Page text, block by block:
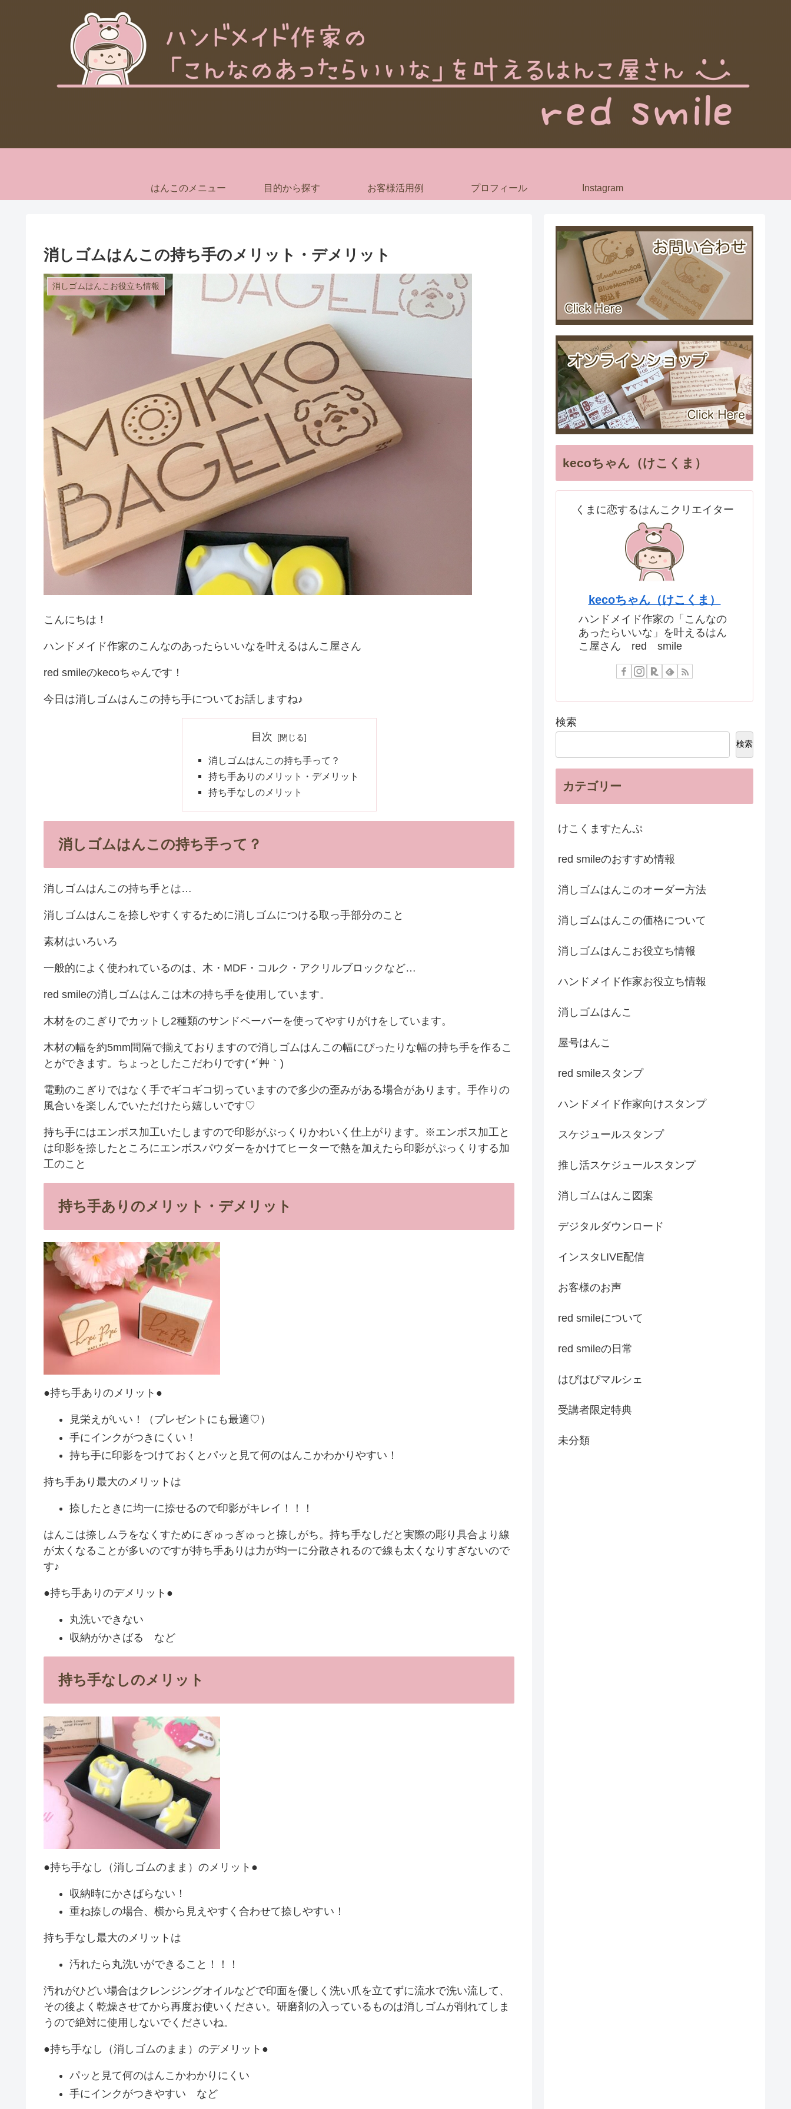
はんこのメニュー 目的から探す お客様活用例 プロフィール Instagram
消しゴムはんこの持ち手のメリット・デメリット
消しゴムはんこお役立ち情報
こんにちは！
ハンドメイド作家のこんなのあったらいいなを叶えるはんこ屋さん
red smileのkecoちゃんです！
今日は消しゴムはんこの持ち手についてお話しますね♪
目次
消しゴムはんこの持ち手って？
持ち手ありのメリット・デメリット
持ち手なしのメリット
消しゴムはんこの持ち手って？
消しゴムはんこの持ち手とは…
消しゴムはんこを捺しやすくするために消しゴムにつける取っ手部分のこと
素材はいろいろ
一般的によく使われているのは、木・MDF・コルク・アクリルブロックなど…
red smileの消しゴムはんこは木の持ち手を使用しています。
木材をのこぎりでカットし2種類のサンドペーパーを使ってやすりがけをしています。
木材の幅を約5mm間隔で揃えておりますので消しゴムはんこの幅にぴったりな幅の持ち手を作るこ
とができます。ちょっとしたこだわりです( *´艸｀)
電動のこぎりではなく手でギコギコ切っていますので多少の歪みがある場合があります。手作りの
風合いを楽しんでいただけたら嬉しいです♡
持ち手にはエンボス加工いたしますので印影がぷっくりかわいく仕上がります。※エンボス加工と
は印影を捺したところにエンボスパウダーをかけてヒーターで熱を加えたら印影がぷっくりする加
工のこと
持ち手ありのメリット・デメリット
●持ち手ありのメリット●
見栄えがいい！（プレゼントにも最適♡）
手にインクがつきにくい！
持ち手に印影をつけておくとパッと見て何のはんこかわかりやすい！
持ち手あり最大のメリットは
捺したときに均一に捺せるので印影がキレイ！！！
はんこは捺しムラをなくすためにぎゅっぎゅっと捺しがち。持ち手なしだと実際の彫り具合より線
が太くなることが多いのですが持ち手ありは力が均一に分散されるので線も太くなりすぎないので
す♪
●持ち手ありのデメリット●
丸洗いできない
収納がかさばる など
持ち手なしのメリット
●持ち手なし（消しゴムのまま）のメリット●
収納時にかさばらない！
重ね捺しの場合、横から見えやすく合わせて捺しやすい！
持ち手なし最大のメリットは
汚れたら丸洗いができること！！！
汚れがひどい場合はクレンジングオイルなどで印面を優しく洗い爪を立てずに流水で洗い流して、
その後よく乾燥させてから再度お使いください。研磨剤の入っているものは消しゴムが削れてしま
うので絶対に使用しないでくださいね。
●持ち手なし（消しゴムのまま）のデメリット●
パッと見て何のはんこかわかりにくい
手にインクがつきやすい など
kecoちゃん（けこくま）
くまに恋するはんこクリエイター
kecoちゃん（けこくま）
ハンドメイド作家の「こんなの
あったらいいな」を叶えるはん
こ屋さん red smile
検索
検索
カテゴリー
けこくますたんぷ
red smileのおすすめ情報
消しゴムはんこのオーダー方法
消しゴムはんこの価格について
消しゴムはんこお役立ち情報
ハンドメイド作家お役立ち情報
消しゴムはんこ
屋号はんこ
red smileスタンプ
ハンドメイド作家向けスタンプ
スケジュールスタンプ
推し活スケジュールスタンプ
消しゴムはんこ図案
デジタルダウンロード
インスタLIVE配信
お客様のお声
red smileについて
red smileの日常
はぴはぴマルシェ
受講者限定特典
未分類